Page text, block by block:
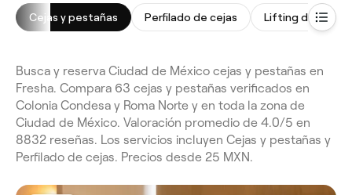
Cejas y pestañas Perfilado de cejas Lifting de
Busca y reserva Ciudad de México cejas y pestañas en
Fresha. Compara 63 cejas y pestañas verificados en
Colonia Condesa y Roma Norte y en toda la zona de
Ciudad de México. Valoración promedio de 4.0/5 en
8832 reseñas. Los servicios incluyen Cejas y pestañas y
Perfilado de cejas. Precios desde 25 MXN.